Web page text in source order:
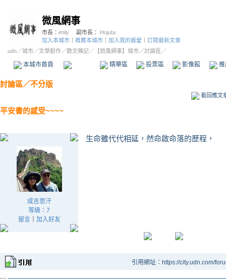
微風網事
市長： imily 副市長：
Hojuta
加入本城市
推薦本城市 加入我的最愛
訂閱最新文章
udn／城市／文學創作／散文雜記／ 【微風網事】城市／討論區／
本城市首頁 精華區 投票區 影像館
討論區／不分版
看回應文
平安書的感受~~~~
成吉思汗
等級：7
留言｜ 加入好友
生命雖代代相延，然命啟命落的歷程，
引用網址：https://city.udn.com/